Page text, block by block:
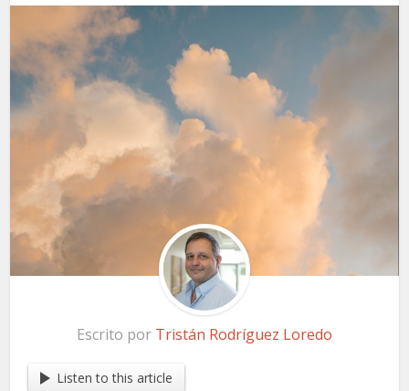
Escrito por Tristán Rodríguez Loredo
Listen to this article